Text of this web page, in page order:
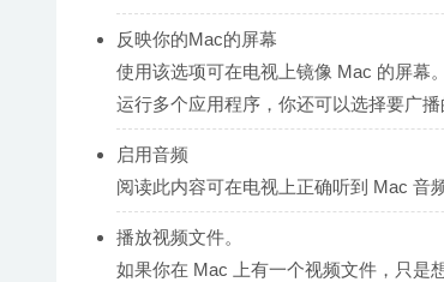
反映你的Mac的屏幕
使用该选项可在电视上镜像 Mac 的屏幕
运行多个应用程序，你还可以选择要广播
启用音频
阅读此内容可在电视上正确听到 Mac 音
播放视频文件。
如果你在 Mac 上有一个视频文件，只是